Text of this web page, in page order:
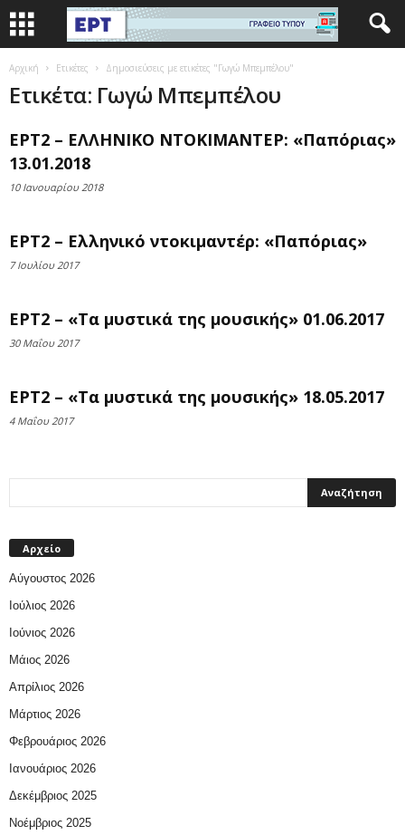
Αρχική Ετικέτες Δημοσιεύσεις με ετικέτες "Γωγώ Μπεμπέλου"
Ετικέτα: Γωγώ Μπεμπέλου
ΕΡΤ2 – ΕΛΛΗΝΙΚΟ ΝΤΟΚΙΜΑΝΤΕΡ: «Παπόριας»
13.01.2018
10 Ιανουαρίου 2018
ΕΡΤ2 – Ελληνικό ντοκιμαντέρ: «Παπόριας»
7 Ιουλίου 2017
ΕΡΤ2 – «Τα μυστικά της μουσικής» 01.06.2017
30 Μαΐου 2017
ΕΡΤ2 – «Τα μυστικά της μουσικής» 18.05.2017
4 Μαΐου 2017
Αρχείο
Αύγουστος 2026
Ιούλιος 2026
Ιούνιος 2026
Μάιος 2026
Απρίλιος 2026
Μάρτιος 2026
Φεβρουάριος 2026
Ιανουάριος 2026
Δεκέμβριος 2025
Νοέμβριος 2025